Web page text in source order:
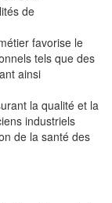
de
favorise le
tels que des
ainsi
la qualité et la
industriels
de la santé des